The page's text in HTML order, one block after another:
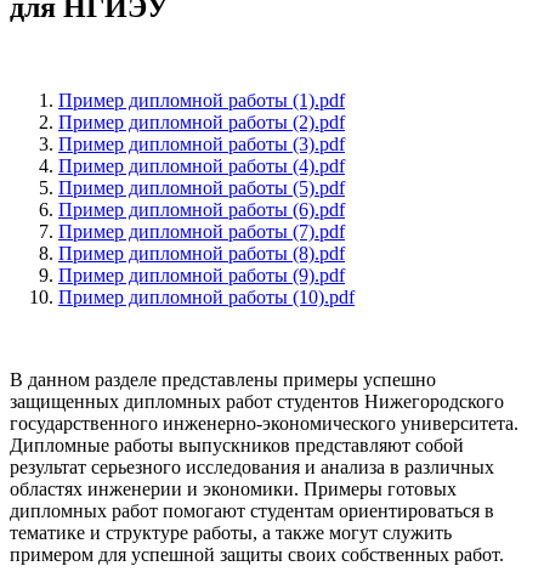
для НГИЭУ
Пример дипломной работы (1).pdf
Пример дипломной работы (2).pdf
Пример дипломной работы (3).pdf
Пример дипломной работы (4).pdf
Пример дипломной работы (5).pdf
Пример дипломной работы (6).pdf
Пример дипломной работы (7).pdf
Пример дипломной работы (8).pdf
Пример дипломной работы (9).pdf
Пример дипломной работы (10).pdf
В данном разделе представлены примеры успешно
защищенных дипломных работ студентов Нижегородского
государственного инженерно-экономического университета.
Дипломные работы выпускников представляют собой
результат серьезного исследования и анализа в различных
областях инженерии и экономики. Примеры готовых
дипломных работ помогают студентам ориентироваться в
тематике и структуре работы, а также могут служить
примером для успешной защиты своих собственных работ.